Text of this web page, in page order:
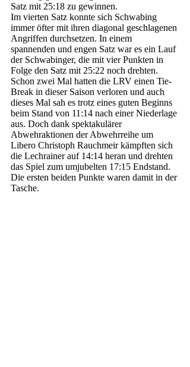
Satz mit 25:18 zu gewinnen.
Im vierten Satz konnte sich Schwabing
immer öfter mit ihren diagonal geschlagenen
Angriffen durchsetzen. In einem
spannenden und engen Satz war es ein Lauf
der Schwabinger, die mit vier Punkten in
Folge den Satz mit 25:22 noch drehten.
Schon zwei Mal hatten die LRV einen Tie-
Break in dieser Saison verloren und auch
dieses Mal sah es trotz eines guten Beginns
beim Stand von 11:14 nach einer Niederlage
aus. Doch dank spektakulärer
Abwehraktionen der Abwehrreihe um
Libero Christoph Rauchmeir kämpften sich
die Lechrainer auf 14:14 heran und drehten
das Spiel zum umjubelten 17:15 Endstand.
Die ersten beiden Punkte waren damit in der
Tasche.